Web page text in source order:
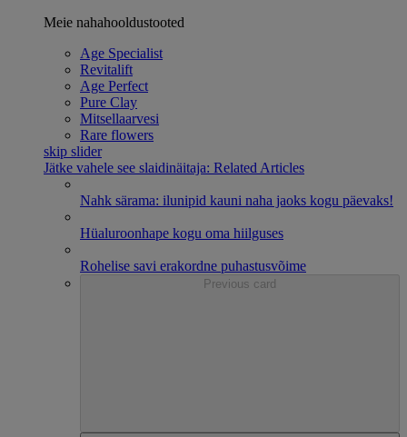
Meie nahahooldustooted
Age Specialist
Revitalift
Age Perfect
Pure Clay
Mitsellaarvesi
Rare flowers
skip slider
Jätke vahele see slaidinäitaja: Related Articles
Nahk särama: ilunipid kauni naha jaoks kogu päevaks!
Hüaluroonhape kogu oma hiilguses
Rohelise savi erakordne puhastusvõime
Previous card